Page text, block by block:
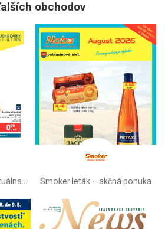
obchodov
Metro leták online –⁠ aktuálna ponuka Smoker leták – akčná ponuka